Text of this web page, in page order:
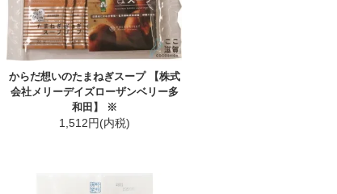
からだ想いのたまねぎスープ 【株式
会社メリーデイズローザンベリー多
和田】 ※
1,512円(内税)